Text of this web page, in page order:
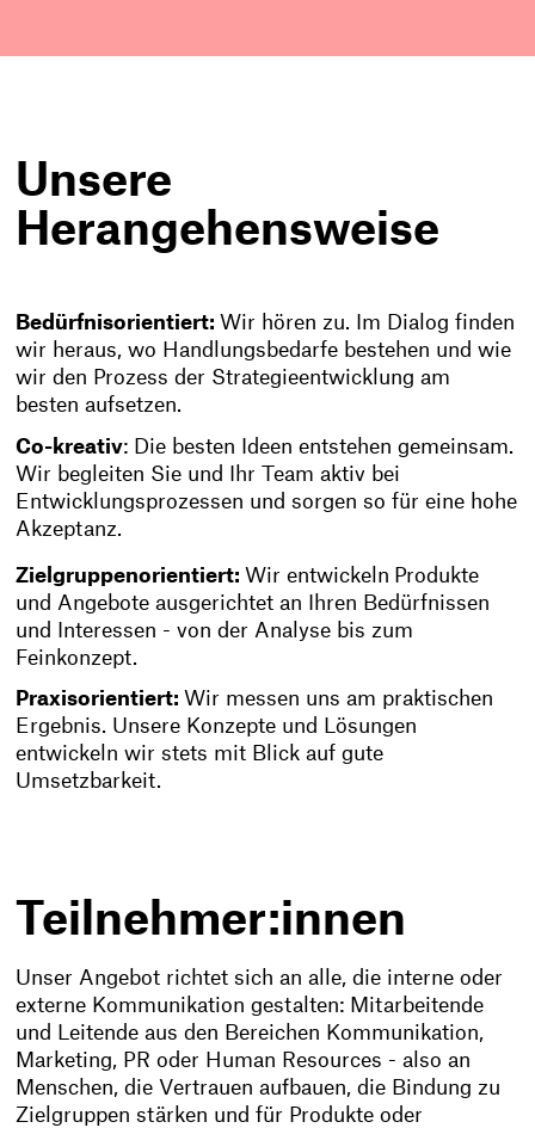
Unsere
Herangehensweise
Bedürfnisorientiert: Wir hören zu. Im Dialog finden
wir heraus, wo Handlungsbedarfe bestehen und wie
wir den Prozess der Strategieentwicklung am
besten aufsetzen.
Co-kreativ: Die besten Ideen entstehen gemeinsam.
Wir begleiten Sie und Ihr Team aktiv bei
Entwicklungsprozessen und sorgen so für eine hohe
Akzeptanz.
Zielgruppenorientiert: Wir entwickeln Produkte
und Angebote ausgerichtet an Ihren Bedürfnissen
und Interessen - von der Analyse bis zum
Feinkonzept.
Praxisorientiert: Wir messen uns am praktischen
Ergebnis. Unsere Konzepte und Lösungen
entwickeln wir stets mit Blick auf gute
Umsetzbarkeit.
Teilnehmer:innen
Unser Angebot richtet sich an alle, die interne oder
externe Kommunikation gestalten: Mitarbeitende
und Leitende aus den Bereichen Kommunikation,
Marketing, PR oder Human Resources - also an
Menschen, die Vertrauen aufbauen, die Bindung zu
Zielgruppen stärken und für Produkte oder